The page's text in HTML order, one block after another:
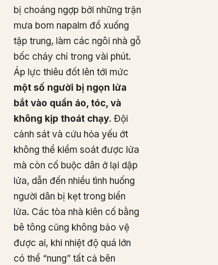
bị choáng ngợp bởi những trận
mưa bom napalm đổ xuống
tập trung, làm các ngôi nhà gỗ
bốc cháy chỉ trong vài phút.
Áp lực thiêu đốt lên tới mức
một số người bị ngọn lửa
bắt vào quần áo, tóc, và
không kịp thoát chạy. Đội
cảnh sát và cứu hỏa yếu ớt
không thể kiểm soát được lửa
mà còn cố buộc dân ở lại dập
lửa, dẫn đến nhiều tình huống
người dân bị kẹt trong biển
lửa. Các tòa nhà kiên cố bằng
bê tông cũng không bảo vệ
được ai, khi nhiệt độ quá lớn
có thể “nung” tất cả bên